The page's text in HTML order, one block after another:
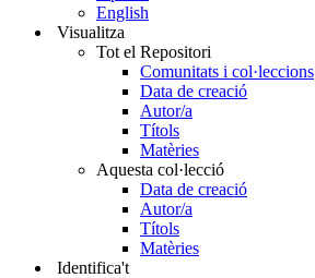
English
Visualitza
Tot el Repositori
Comunitats i col·leccions
Data de creació
Autor/a
Títols
Matèries
Aquesta col·lecció
Data de creació
Autor/a
Títols
Matèries
Identifica't